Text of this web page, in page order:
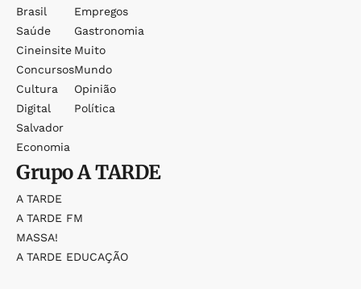
Brasil
Saúde
Cineinsite
Concursos
Cultura
Digital
Salvador
Economia
Empregos
Gastronomia
Muito
Mundo
Opinião
Política
GrupoA TARDE
A TARDE
A TARDE FM
MASSA!
A TARDE EDUCAÇÃO